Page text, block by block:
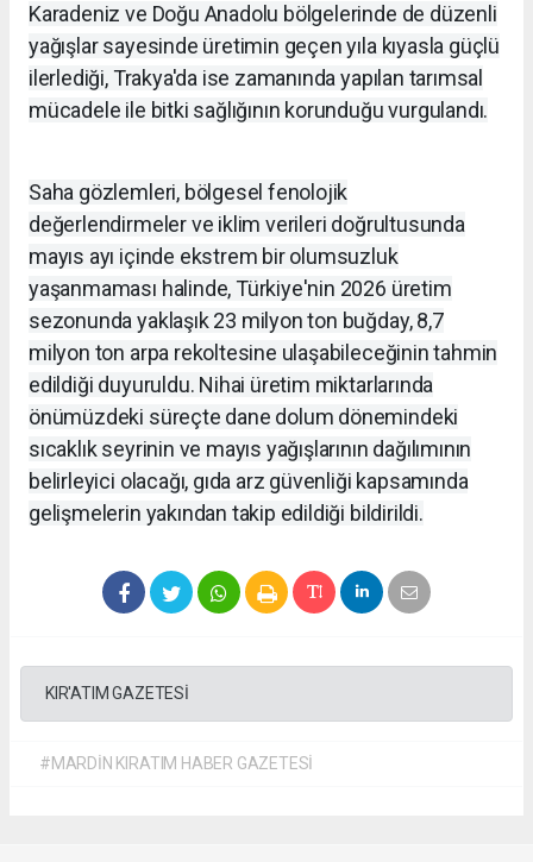
Karadeniz ve Doğu Anadolu bölgelerinde de düzenli
yağışlar sayesinde üretimin geçen yıla kıyasla güçlü
ilerlediği, Trakya'da ise zamanında yapılan tarımsal
mücadele ile bitki sağlığının korunduğu vurgulandı.
Saha gözlemleri, bölgesel fenolojik
değerlendirmeler ve iklim verileri doğrultusunda
mayıs ayı içinde ekstrem bir olumsuzluk
yaşanmaması halinde, Türkiye'nin 2026 üretim
sezonunda yaklaşık 23 milyon ton buğday, 8,7
milyon ton arpa rekoltesine ulaşabileceğinin tahmin
edildiği duyuruldu. Nihai üretim miktarlarında
önümüzdeki süreçte dane dolum dönemindeki
sıcaklık seyrinin ve mayıs yağışlarının dağılımının
belirleyici olacağı, gıda arz güvenliği kapsamında
gelişmelerin yakından takip edildiği bildirildi.
KIR'ATIM GAZETESİ
#MARDİN KIRATIM HABER GAZETESİ